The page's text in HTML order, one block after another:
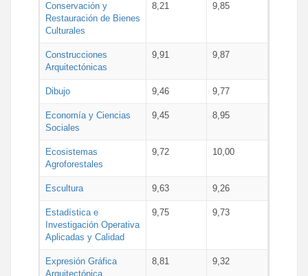
Conservación y
Restauración de Bienes
Culturales
8,21 9,85
Construcciones
Arquitectónicas
9,91 9,87
Dibujo 9,46 9,77
Economía y Ciencias
Sociales
9,45 8,95
Ecosistemas
Agroforestales
9,72 10,00
Escultura 9,63 9,26
Estadística e
Investigación Operativa
Aplicadas y Calidad
9,75 9,73
Expresión Gráfica
Arquitectónica
8,81 9,32